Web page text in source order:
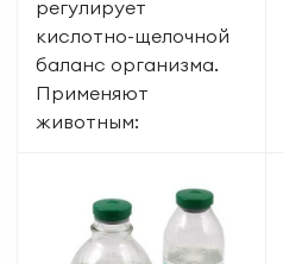
регулирует
кислотно-щелочной
баланс организма.
Применяют
животным: